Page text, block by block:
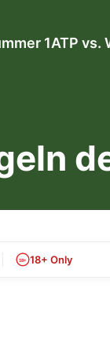
1ATP vs.
18+ 18+ Only